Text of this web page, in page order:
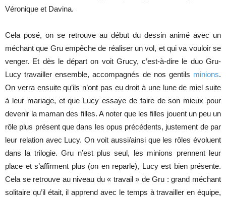
Véronique et Davina.
Cela posé, on se retrouve au début du dessin animé avec un
méchant que Gru empêche de réaliser un vol, et qui va vouloir se
venger. Et dès le départ on voit Grucy, c’est-à-dire le duo Gru-
Lucy travailler ensemble, accompagnés de nos gentils minions.
On verra ensuite qu’ils n’ont pas eu droit à une lune de miel suite
à leur mariage, et que Lucy essaye de faire de son mieux pour
devenir la maman des filles. A noter que les filles jouent un peu un
rôle plus présent que dans les opus précédents, justement de par
leur relation avec Lucy. On voit aussi/ainsi que les rôles évoluent
dans la trilogie. Gru n’est plus seul, les minions prennent leur
place et s’affirment plus (on en reparle), Lucy est bien présente.
Cela se retrouve au niveau du « travail » de Gru : grand méchant
solitaire qu’il était, il apprend avec le temps à travailler en équipe,